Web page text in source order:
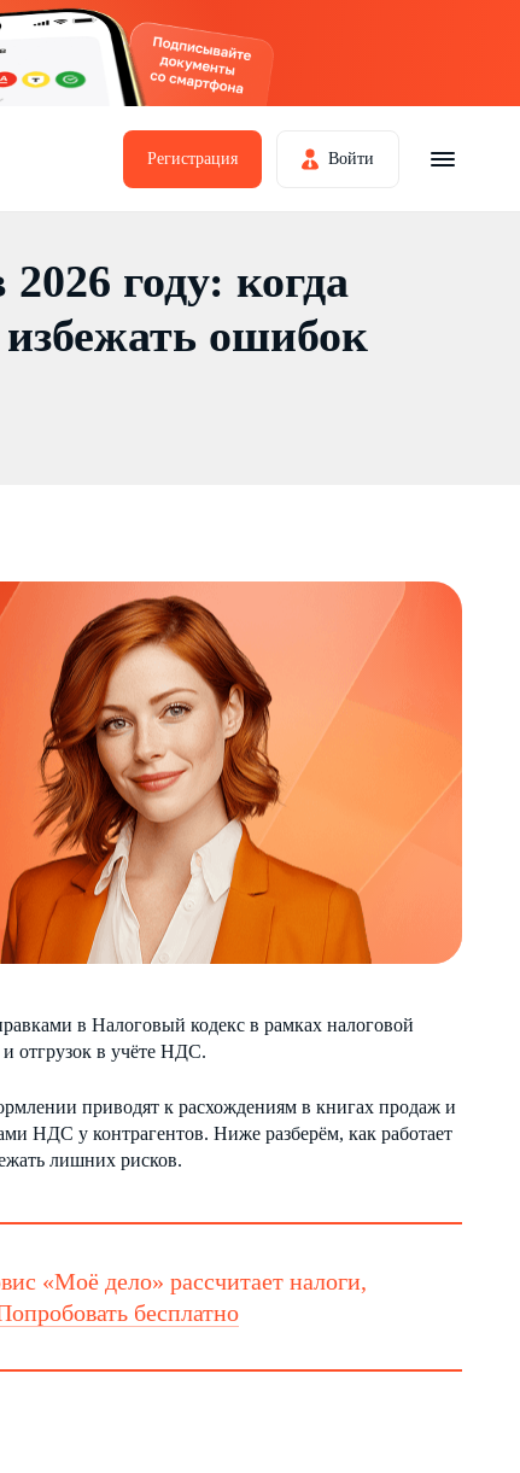
Регистрация Войти
году: когда
ошибок
в Налоговый кодекс в рамках налоговой
и отгрузок в учёте НДС.
приводят к расхождениям в книгах продаж и
НДС у контрагентов. Ниже разберём, как работает
лишних рисков.
«Моё дело» рассчитает налоги,
бесплатно